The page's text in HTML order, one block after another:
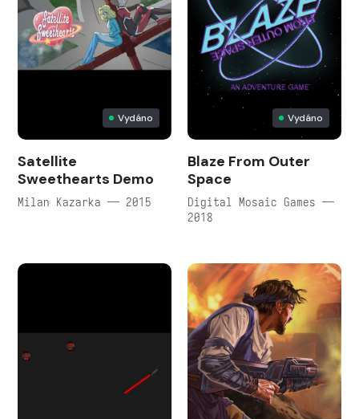
Vydáno
Satellite
Sweethearts Demo
Milan Kazarka — 2015
Vydáno
Blaze From Outer
Space
Digital Mosaic Games —
2018